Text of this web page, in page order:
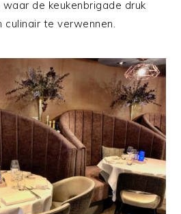
de keukenbrigade druk
te verwennen.